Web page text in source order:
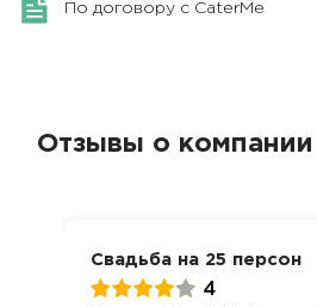
По договору с CaterMe
Отзывы о компании
Свадьба на 25 персон
4